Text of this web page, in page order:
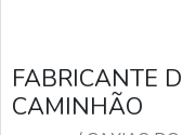
FABRICANTE
CAMINHÃO